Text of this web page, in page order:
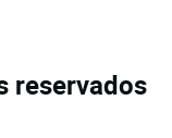
reservados